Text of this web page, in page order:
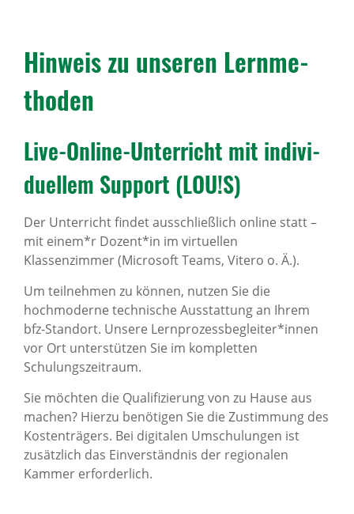
Hinweis zu unseren Lern­me­
thoden
Live-Online-Unter­richt mit indi­vi­
du­ellem Support (LOU!S)
Der Unterricht findet ausschließlich online statt –
mit einem*r Dozent*in im virtuellen
Klassenzimmer (Microsoft Teams, Vitero o. Ä.).
Um teilnehmen zu können, nutzen Sie die
hochmoderne technische Ausstattung an Ihrem
bfz-Standort. Unsere Lernprozessbegleiter*innen
vor Ort unterstützen Sie im kompletten
Schulungszeitraum.
Sie möchten die Qualifizierung von zu Hause aus
machen? Hierzu benötigen Sie die Zustimmung des
Kostenträgers. Bei digitalen Umschulungen ist
zusätzlich das Einverständnis der regionalen
Kammer erforderlich.